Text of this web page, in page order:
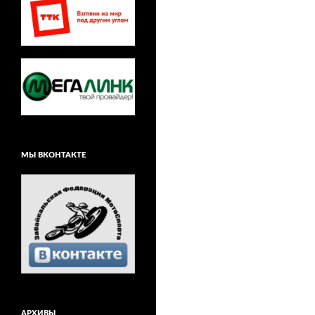
МЫ ВКОНТАКТЕ
АРХИВЫ